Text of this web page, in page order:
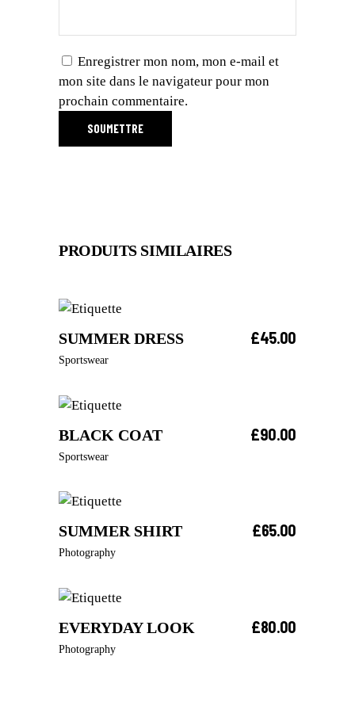
Enregistrer mon nom, mon e-mail et
mon site dans le navigateur pour mon
prochain commentaire.
PRODUITS SIMILAIRES
SUMMER DRESS £45.00
Sportswear
BLACK COAT £90.00
Sportswear
SUMMER SHIRT £65.00
Photography
EVERYDAY LOOK £80.00
Photography